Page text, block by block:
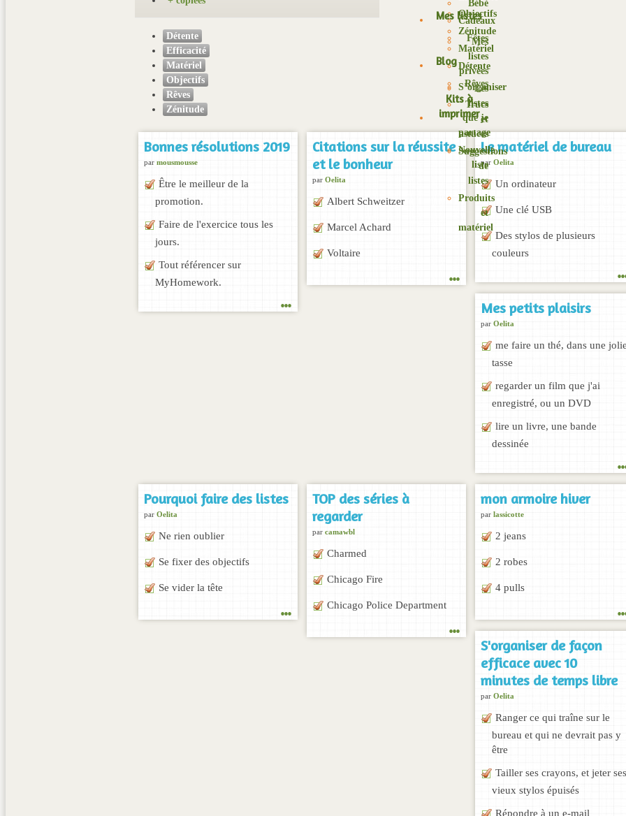
Bébé
Cadeaux
Fêtes
Objectifs
Zénitude
Matériel
Détente
Rêves
Mes listes
Mes
listes
privées
Les
listes
que je
partage
Nouvelle
liste
Blog
S’organiser
Trucs
et
astuces
Suggestions
de
listes
Produits
et
matériel
Kits à
imprimer
Détente
Efficacité
Matériel
Objectifs
Rêves
Zénitude
Bonnes résolutions 2019
par mousmousse
Être le meilleur de la
promotion.
Faire de l'exercice tous les
jours.
Tout référencer sur
MyHomework.
...
Citations sur la réussite
et le bonheur
par Oelita
Albert Schweitzer
Marcel Achard
Voltaire
...
Le matériel de bureau
par Oelita
Un ordinateur
Une clé USB
Des stylos de plusieurs
couleurs
Mes petits plaisirs
par Oelita
me faire un thé, dans une
tasse
regarder un film que j'ai
enregistré, ou un DVD
lire un livre, une bande
dessinée
Pourquoi faire des listes
par Oelita
Ne rien oublier
Se fixer des objectifs
Se vider la tête
...
TOP des séries à
regarder
par camawbl
Charmed
Chicago Fire
Chicago Police Department
...
mon armoire hiver
par lassicotte
2 jeans
2 robes
4 pulls
S'organiser de façon
efficace avec 10
minutes de temps libre
par Oelita
Ranger ce qui traîne sur le
bureau et qui ne devrait pas y
être
Tailler ses crayons, et jeter ses
vieux stylos épuisés
Répondre à un e-mail